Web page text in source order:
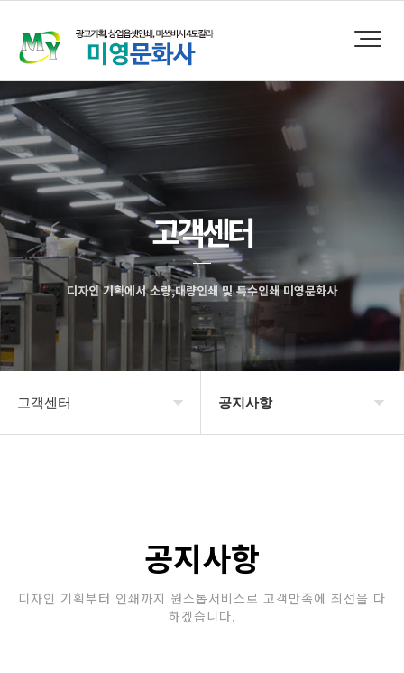
고객센터
디자인 기획에서 소량,대량인쇄 및 특수인쇄 미영문화사
고객센터 공지사항
공지사항
디자인 기획부터 인쇄까지 원스톱서비스로 고객만족에 최선을 다
하겠습니다.